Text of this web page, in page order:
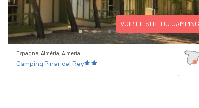
VOIR LE SITE DU CAMPING
Espagne, Alméria, Almería
Camping Pinar del Rey